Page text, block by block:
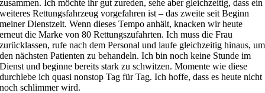
zusammen. Ich möchte ihr gut zureden, sehe aber gleichzeitig, dass ein
weiteres Rettungsfahrzeug vorgefahren ist – das zweite seit Beginn
meiner Dienstzeit. Wenn dieses Tempo anhält, knacken wir heute
erneut die Marke von 80 Rettungszufahrten. Ich muss die Frau
zurücklassen, rufe nach dem Personal und laufe gleichzeitig hinaus, um
den nächsten Patienten zu behandeln. Ich bin noch keine Stunde im
Dienst und beginne bereits stark zu schwitzen. Momente wie diese
durchlebe ich quasi nonstop Tag für Tag. Ich hoffe, dass es heute nicht
noch schlimmer wird.